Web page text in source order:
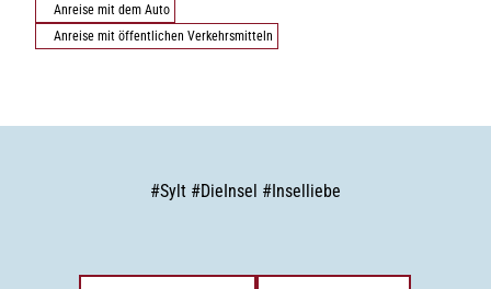
Anreise mit dem Auto
Anreise mit öffentlichen Verkehrsmitteln
#Sylt #DieInsel #Inselliebe